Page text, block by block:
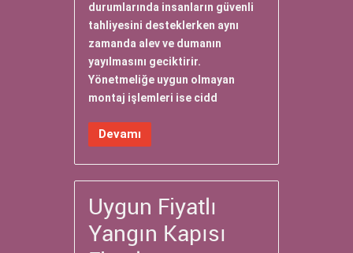
durumlarında insanların güvenli
tahliyesini desteklerken aynı
zamanda alev ve dumanın
yayılmasını geciktirir.
Yönetmeliğe uygun olmayan
montaj işlemleri ise cidd
Devamı
Uygun Fiyatlı
Yangın Kapısı